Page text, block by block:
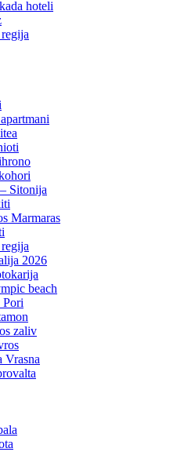
hoteli
Sitonija
Marmaras
2026
beach
zaliv
Vrasna